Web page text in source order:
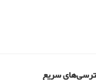
سریع